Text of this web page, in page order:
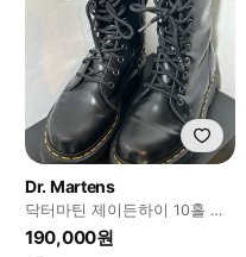
Dr. Martens
닥터마틴 제이든하이 10홀 유
광 uk5 (240)
190,000원